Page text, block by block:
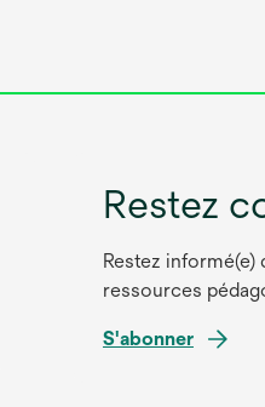
Restez
Restez
ressources
S'abonner